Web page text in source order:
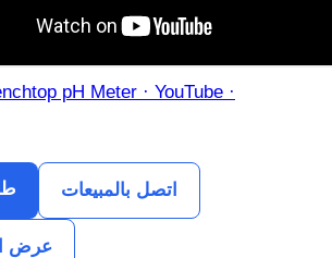
pH Meter · YouTube ·
اتصل بالمبيعات
عرض